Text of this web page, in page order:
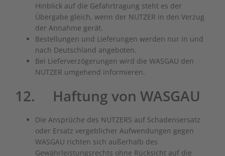
Hinblick auf die Gefahrtragung steht es der
Übergabe gleich, wenn der NUTZER in den Verzug
der Annahme gerät.
Bestellungen und Lieferungen werden nur in und
nach Deutschland angeboten.
Bei Lieferverzögerungen wird die WASGAU den
NUTZER umgehend informieren.
12. Haftung von WASGAU
Die Ansprüche des NUTZERS auf Schadensersatz
oder Ersatz vergeblicher Aufwendungen gegen
WASGAU richten sich außerhalb des
Gewährleistungsrechts ohne Rücksicht auf die